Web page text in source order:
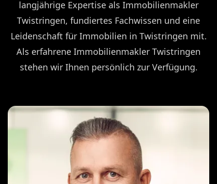
langjährige Expertise als Immobilienmakler
Twistringen, fundiertes Fachwissen und eine
Leidenschaft für Immobilien in Twistringen mit.
Als erfahrene Immobilienmakler Twistringen
stehen wir Ihnen persönlich zur Verfügung.